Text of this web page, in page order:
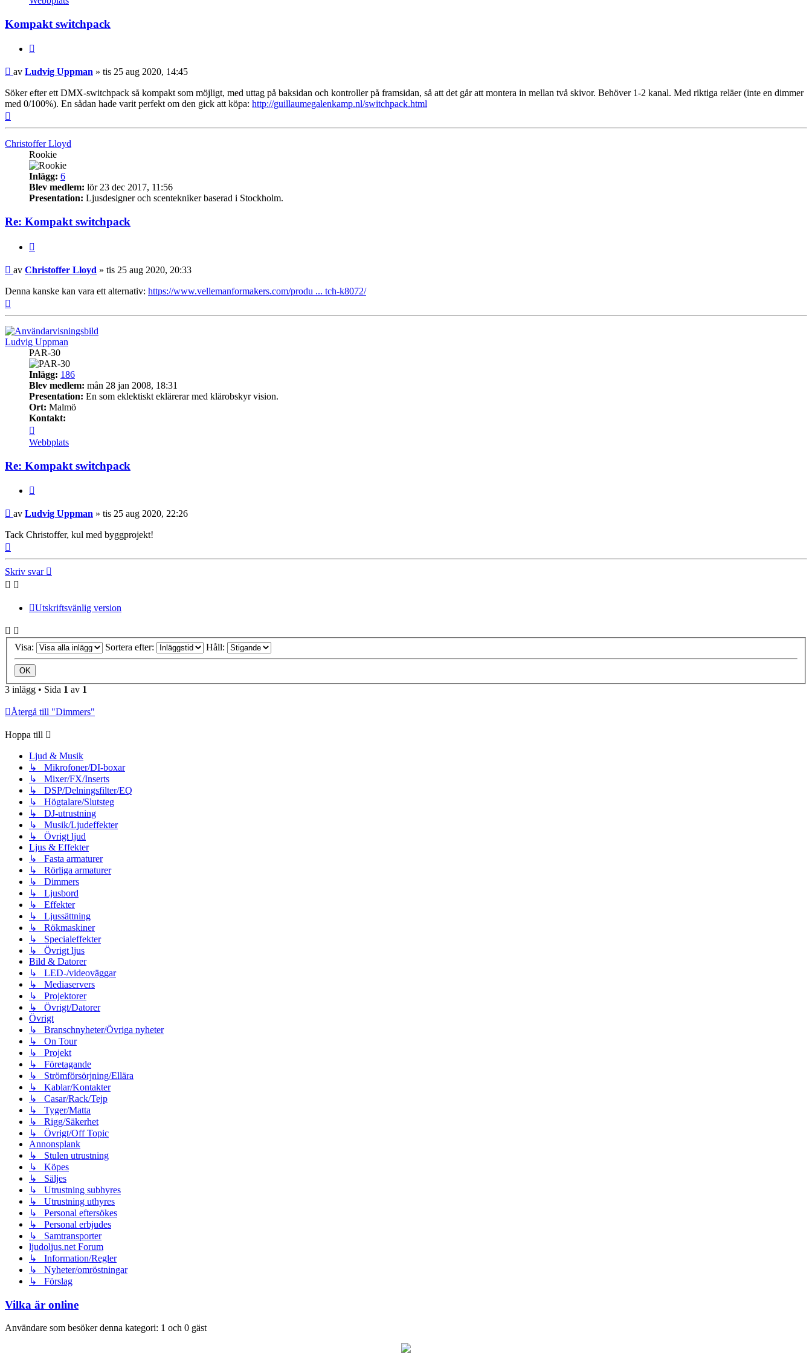
Uppman
Kompakt switchpack
Inlägg
av Ludvig Uppman » tis 25 aug 2020, 14:45
Söker efter ett DMX-switchpack så kompakt som möjligt, med uttag på baksidan och kontroller på framsidan, så att det går att montera in mellan två skivor. Behöver 1-2 kanal. Med riktiga reläer (inte en dimmer
med 0/100%). En sådan hade varit perfekt om den gick att köpa: http://guillaumegalenkamp.nl/switchpack.html
Christoffer Lloyd
Rookie
Inlägg: 6
Blev medlem: lör 23 dec 2017, 11:56
Presentation: Ljusdesigner och scentekniker baserad i Stockholm.
Re: Kompakt switchpack
Inlägg
av Christoffer Lloyd » tis 25 aug 2020, 20:33
Denna kanske kan vara ett alternativ: https://www.vellemanformakers.com/produ ... tch-k8072/
Ludvig Uppman
PAR-30
Inlägg: 186
Blev medlem: mån 28 jan 2008, 18:31
Presentation: En som eklektiskt eklärerar med klärobskyr vision.
Ort: Malmö
Kontakt:
Ludvig
Uppman
Webbplats
Re: Kompakt switchpack
Inlägg
av Ludvig Uppman » tis 25 aug 2020, 22:26
Tack Christoffer, kul med byggprojekt!
Skriv svar
Utskriftsvänlig version
Visa: Sortera efter: Håll:
3 inlägg • Sida 1 av 1
Återgå till "Dimmers"
Hoppa till
Ljud & Musik
↳ Mikrofoner/DI-boxar
↳ Mixer/FX/Inserts
↳ DSP/Delningsfilter/EQ
↳ Högtalare/Slutsteg
↳ DJ-utrustning
↳ Musik/Ljudeffekter
↳ Övrigt ljud
Ljus & Effekter
↳ Fasta armaturer
↳ Rörliga armaturer
↳ Dimmers
↳ Ljusbord
↳ Effekter
↳ Ljussättning
↳ Rökmaskiner
↳ Specialeffekter
↳ Övrigt ljus
Bild & Datorer
↳ LED-/videoväggar
↳ Mediaservers
↳ Projektorer
↳ Övrigt/Datorer
Övrigt
↳ Branschnyheter/Övriga nyheter
↳ On Tour
↳ Projekt
↳ Företagande
↳ Strömförsörjning/Ellära
↳ Kablar/Kontakter
↳ Casar/Rack/Tejp
↳ Tyger/Matta
↳ Rigg/Säkerhet
↳ Övrigt/Off Topic
Annonsplank
↳ Stulen utrustning
↳ Köpes
↳ Säljes
↳ Utrustning subhyres
↳ Utrustning uthyres
↳ Personal eftersökes
↳ Personal erbjudes
↳ Samtransporter
ljudoljus.net Forum
↳ Information/Regler
↳ Nyheter/omröstningar
↳ Förslag
Vilka är online
Användare som besöker denna kategori: 1 och 0 gäst